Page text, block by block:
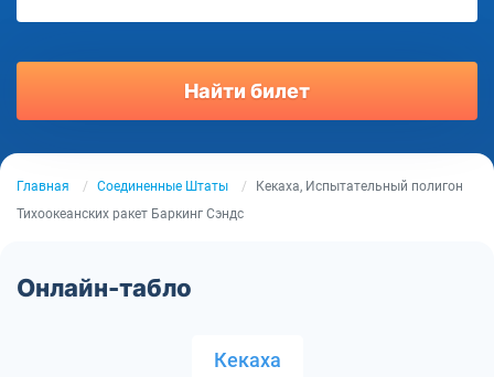
Найти билет
Главная Соединенные Штаты
Кекаха, Испытательный полигон
Тихоокеанских ракет Баркинг Сэндс
Онлайн-табло
Кекаха